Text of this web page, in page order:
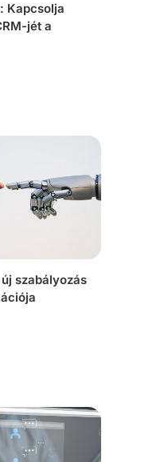
Kapcsolja
jét a
szabályozás